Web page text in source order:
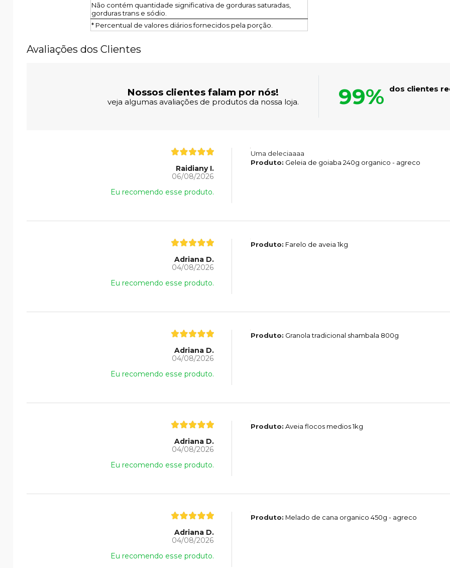
Não contém quantidade significativa de gorduras saturadas,
gorduras trans e sódio.
* Percentual de valores diários fornecidos pela porção.
Avaliações dos Clientes
Nossos clientes falam por nós!
veja algumas avaliações de produtos da nossa loja. 99% dos clientes
Raidiany I.
06/08/2026
Eu recomendo esse produto.
Uma deleciaaaa
Produto: Geleia de goiaba 240g organico - agreco
Adriana D.
04/08/2026
Eu recomendo esse produto.
Produto: Farelo de aveia 1kg
Adriana D.
04/08/2026
Eu recomendo esse produto.
Produto: Granola tradicional shambala 800g
Adriana D.
04/08/2026
Eu recomendo esse produto.
Produto: Aveia flocos medios 1kg
Adriana D.
04/08/2026
Eu recomendo esse produto.
Produto: Melado de cana organico 450g - agreco